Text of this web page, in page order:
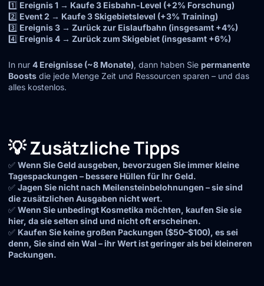
1️⃣ Ereignis 1 → Kaufe 3 Eisbahn-Level (+2% Forschung)
2️⃣ Event 2 → Kaufe 3 Skigebietslevel (+3% Training)
3️⃣ Ereignis 3 → Zurück zur Eislaufbahn (insgesamt +4%)
4️⃣ Ereignis 4 → Zurück zum Skigebiet (insgesamt +6%)
In nur 4 Ereignisse (~8 Monate), dann haben Sie permanente
Boosts die jede Menge Zeit und Ressourcen sparen – und das
alles kostenlos.
💡 Zusätzliche Tipps
✅ Wenn Sie Geld ausgeben, bevorzugen Sie immer kleine
Tagespackungen – bessere Hüllen für Ihr Geld.
✅ Jagen Sie nicht nach Meilensteinbelohnungen – sie sind
die zusätzlichen Ausgaben nicht wert.
✅ Wenn Sie unbedingt Kosmetika möchten, kaufen Sie sie
hier, da sie selten sind und nicht oft erscheinen.
✅ Kaufen Sie keine großen Packungen ($50–$100), es sei
denn, Sie sind ein Wal – ihr Wert ist geringer als bei kleineren
Packungen.